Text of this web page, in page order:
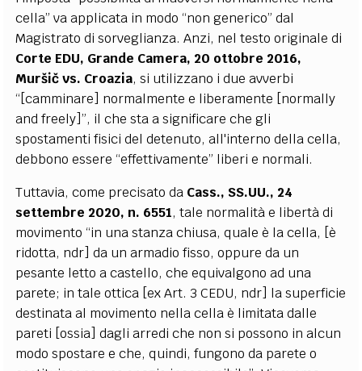
cella” va applicata in modo “non generico” dal
Magistrato di sorveglianza. Anzi, nel testo originale di
Corte EDU, Grande Camera, 20 ottobre 2016,
Muršič vs. Croazia, si utilizzano i due avverbi
“[camminare] normalmente e liberamente [normally
and freely]”, il che sta a significare che gli
spostamenti fisici del detenuto, all'interno della cella,
debbono essere “effettivamente” liberi e normali.
Tuttavia, come precisato da Cass., SS.UU., 24
settembre 2020, n. 6551, tale normalità e libertà di
movimento “in una stanza chiusa, quale è la cella, [è
ridotta, ndr] da un armadio fisso, oppure da un
pesante letto a castello, che equivalgono ad una
parete; in tale ottica [ex Art. 3 CEDU, ndr] la superficie
destinata al movimento nella cella è limitata dalle
pareti [ossia] dagli arredi che non si possono in alcun
modo spostare e che, quindi, fungono da parete o